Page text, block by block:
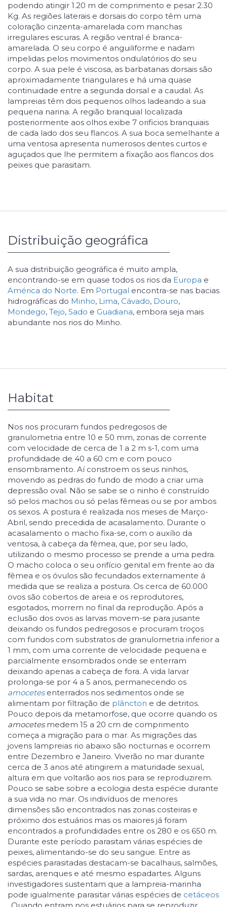
podendo atingir 1.20 m de comprimento e pesar 2.30
Kg. As regiões laterais e dorsais do corpo têm uma
coloração cinzenta-amarelada com manchas
irregulares escuras. A região ventral é branca-
amarelada. O seu corpo é anguiliforme e nadam
impelidas pelos movimentos ondulatórios do seu
corpo. A sua pele é viscosa, as barbatanas dorsais são
aproximadamente triangulares e há uma quase
continuidade entre a segunda dorsal e a caudal. As
lampreias têm dois pequenos olhos ladeando a sua
pequena narina. A região branquial localizada
posteriormente aos olhos exibe 7 orificios branquiais
de cada lado dos seu flancos. A sua boca semelhante a
uma ventosa apresenta numerosos dentes curtos e
aguçados que lhe permitem a fixação aos flancos dos
peixes que parasitam.
Distribuição geográfica
A sua distribuição geográfica é muito ampla,
encontrando-se em quase todos os rios da Europa e
América do Norte. Em Portugal encontra-se nas bacias
hidrográficas do Minho, Lima, Cávado, Douro,
Mondego, Tejo, Sado e Guadiana, embora seja mais
abundante nos rios do Minho.
Habitat
Nos rios procuram fundos pedregosos de
granulometria entre 10 e 50 mm, zonas de corrente
com velocidade de cerca de 1 a 2 m s-1, com uma
profundidade de 40 a 60 cm e com pouco
ensombramento. Aí constroem os seus ninhos,
movendo as pedras do fundo de modo a criar uma
depressão oval. Não se sabe se o ninho é construído
só pelos machos ou só pelas fêmeas ou se por ambos
os sexos. A postura é realizada nos meses de Março-
Abril, sendo precedida de acasalamento. Durante o
acasalamento o macho fixa-se, com o auxílio da
ventosa, à cabeça da fêmea, que, por seu lado,
utilizando o mesmo processo se prende a uma pedra.
O macho coloca o seu orifício genital em frente ao da
fêmea e os óvulos são fecundados externamente á
medida que se realiza a postura. Os cerca de 60.000
ovos são cobertos de areia e os reprodutores,
esgotados, morrem no final da reprodução. Após a
eclusão dos ovos as larvas movem-se para jusante
deixando os fundos pedregosos e procuram troços
com fundos com substratos de granulometria inferior a
1 mm, com uma corrente de velocidade pequena e
parcialmente ensombrados onde se enterram
deixando apenas a cabeça de fora. A vida larvar
prolonga-se por 4 a 5 anos, permanecendo os
amocetesenterrados nos sedimentos onde se
alimentam por filtração de plâncton e de detritos.
Pouco depois da metamorfose, que ocorre quando os
amocetesmedem 15 a 20 cm de comprimento
começa a migração para o mar. As migrações das
jovens lampreias rio abaixo são nocturnas e ocorrem
entre Dezembro e Janeiro. Viverão no mar durante
cerca de 3 anos até atingirem a maturidade sexual,
altura em que voltarão aos rios para se reproduzirem.
Pouco se sabe sobre a ecologia desta espécie durante
a sua vida no mar. Os indivíduos de menores
dimensões são encontrados nas zonas costeiras e
próximo dos estuários mas os maiores já foram
encontrados a profundidades entre os 280 e os 650 m.
Durante este período parasitam várias espécies de
peixes, alimentando-se do seu sangue. Entre as
espécies parasitadas destacam-se bacalhaus, salmões,
sardas, arenques e até mesmo espadartes. Alguns
investigadores sustentam que a lampreia-marinha
pode igualmente parasitar várias espécies de cetáceos